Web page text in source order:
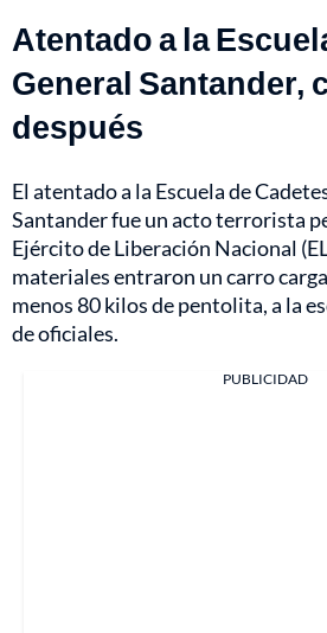
Atentado a la
General Santander,
después
El atentado a la Escuela de
Santander fue un acto terrorista
Ejército de Liberación Nacional
materiales entraron un carro
menos 80 kilos de pentolita, a la
de oficiales.
PUBLICIDAD